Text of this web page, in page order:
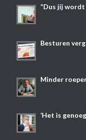
“Dus jíj wordt
Besturen
Minder
‘Het is